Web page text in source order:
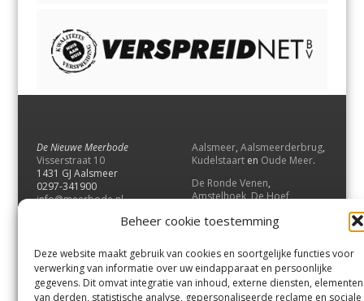
Beheer cookie toestemming
Deze website maakt gebruik van cookies en soortgelijke functies voor
verwerking van informatie over uw eindapparaat en persoonlijke
gegevens. Dit omvat integratie van inhoud, externe diensten, elementen
van derden, statistische analyse, gepersonaliseerde reclame en sociale
De Nieuwe Meerbode
Visserstraat 10
1431 GJ Aalsmeer
0297-341900
info@meerbode.nl
Aalsmeer, Aalsmeerderbrug,
Kudelstaart en Oude Meer.
De Ronde Venen,
Amstelhoek,De Hoef,
Vrouwenakker,Waverveen
UithoornenDe Kwakel.